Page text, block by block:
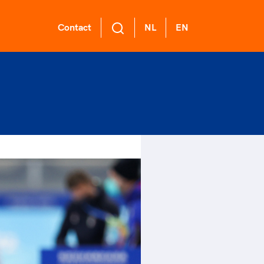
tijdens een rondje
door samen te skaten of
de sportschool te gaan.
samen te juichen voor Sifan
Rico Verhoeven, Diede
en het Nederlands
Of met trots te genieten
karatewedstrijd van je
de halve marathon van
langs de lijn, in de
kantine en online?
vooral niet? Een
geeft hier richting
een belangrijk
van het clubbeleid
en ongewenst
functies binnen
experts,
(technisch)
en
Contact NL EN